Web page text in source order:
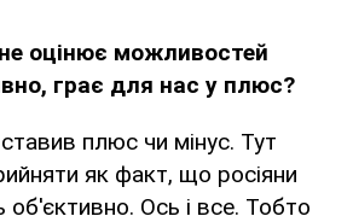
оцінює можливостей
грає для нас у плюс?
плюс чи мінус. Тут
як факт, що росіяни
об'єктивно. Ось і все. Тобто